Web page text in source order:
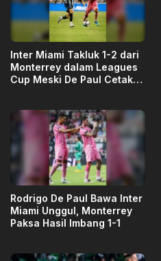
Inter Miami Takluk 1-2 dari
Monterrey dalam Leagues
Cup Meski De Paul Cetak
Rodrigo De Paul Bawa Inter
Miami Unggul, Monterrey
Paksa Hasil Imbang 1-1